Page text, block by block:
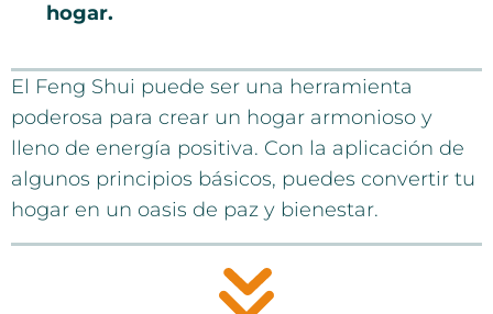
hogar.
El Feng Shui puede ser una herramienta
poderosa para crear un hogar armonioso y
lleno de energía positiva. Con la aplicación de
algunos principios básicos, puedes convertir tu
hogar en un oasis de paz y bienestar.